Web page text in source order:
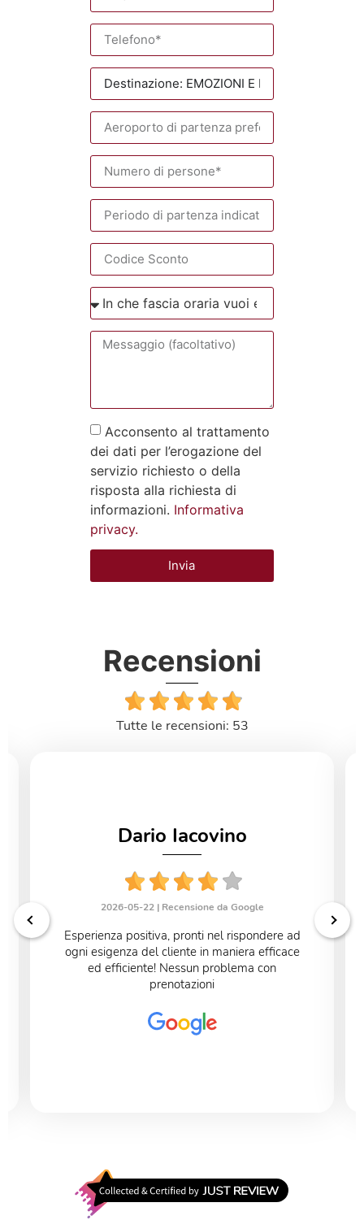
Acconsento al trattamento
dei dati per l’erogazione del
servizio richiesto o della
risposta alla richiesta di
informazioni. Informativa
privacy.
Invia
Recensioni
Tutte le recensioni: 53
Dario Iacovino
2026-05-22 | Recensione da Google
Esperienza positiva, pronti nel rispondere ad
ogni esigenza del cliente in maniera efficace
ed efficiente! Nessun problema con
prenotazioni